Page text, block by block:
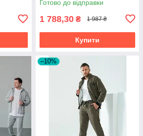
Готово до відправки
1 788,30 ₴ 1 987 ₴
Купити
–10%